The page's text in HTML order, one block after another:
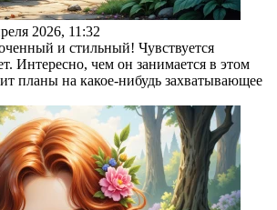
2026, 11:32
и стильный! Чувствуется
Интересно, чем он занимается в этом
планы на какое-нибудь захватывающее